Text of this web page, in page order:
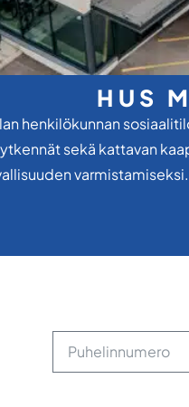
HUS
henkilökunnan
sekä kattavan